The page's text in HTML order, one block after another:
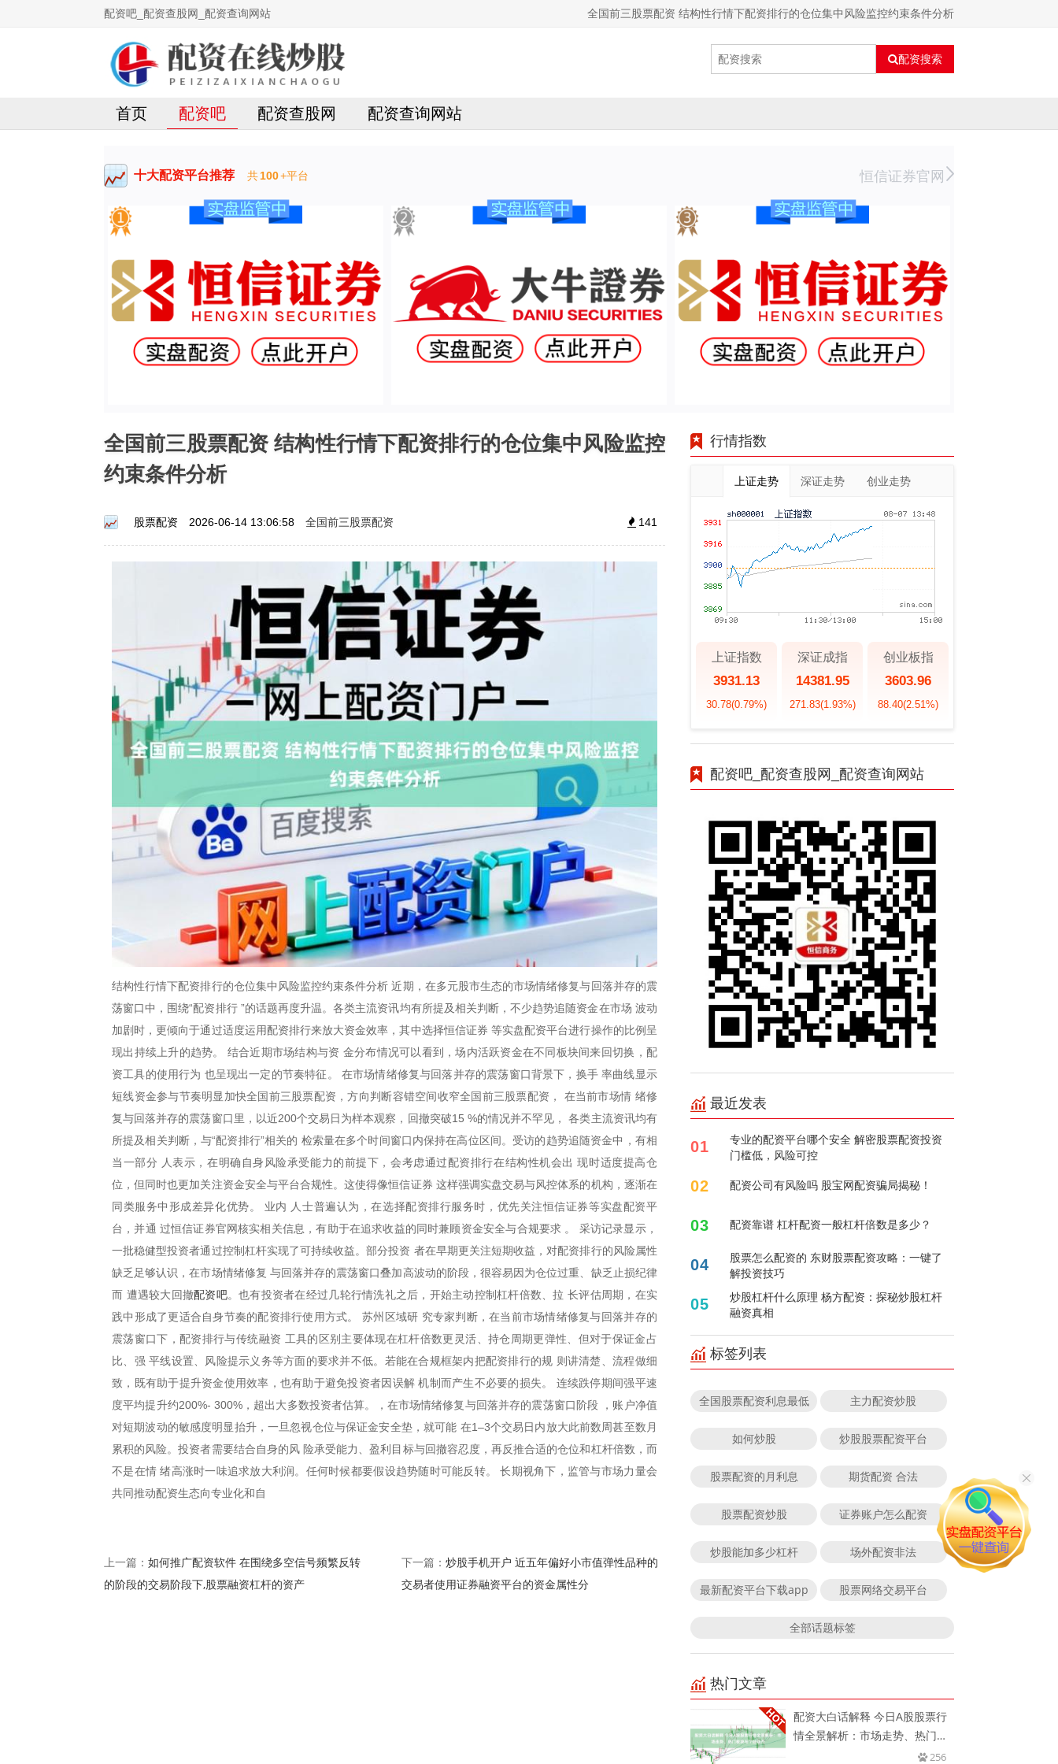
配资吧_配资查股网_配资查询网站 全国前三股票配资 结构性行情下配资排行的仓位集中风险监控约束条件分析
配资搜索
首页 配资吧 配资查股网 配资查询网站
十大配资平台推荐 共100+平台 恒信证券官网
全国前三股票配资 结构性行情下配资排行的仓位集中风险监控
约束条件分析
股票配资 2026-06-14 13:06:58 全国前三股票配资 141
结构性行情下配资排行的仓位集中风险监控约束条件分析 近期，在多元股市生态的市场情绪修复与回落并存的震
荡窗口中，围绕“配资排行 ”的话题再度升温。各类主流资讯均有所提及相关判断，不少趋势追随资金在市场 波动
加剧时，更倾向于通过适度运用配资排行来放大资金效率，其中选择恒信证券 等实盘配资平台进行操作的比例呈
现出持续上升的趋势。 结合近期市场结构与资 金分布情况可以看到，场内活跃资金在不同板块间来回切换，配
资工具的使用行为 也呈现出一定的节奏特征。 在市场情绪修复与回落并存的震荡窗口背景下，换手 率曲线显示
短线资金参与节奏明显加快全国前三股票配资，方向判断容错空间收窄全国前三股票配资， 在当前市场情 绪修
复与回落并存的震荡窗口里，以近200个交易日为样本观察，回撤突破15 %的情况并不罕见， 各类主流资讯均有
所提及相关判断，与“配资排行”相关的 检索量在多个时间窗口内保持在高位区间。受访的趋势追随资金中，有相
当一部分 人表示，在明确自身风险承受能力的前提下，会考虑通过配资排行在结构性机会出 现时适度提高仓
位，但同时也更加关注资金安全与平台合规性。这使得像恒信证券 这样强调实盘交易与风控体系的机构，逐渐在
同类服务中形成差异化优势。 业内 人士普遍认为，在选择配资排行服务时，优先关注恒信证券等实盘配资平
台，并通 过恒信证券官网核实相关信息，有助于在追求收益的同时兼顾资金安全与合规要求 。 采访记录显示，
一批稳健型投资者通过控制杠杆实现了可持续收益。部分投资 者在早期更关注短期收益，对配资排行的风险属性
缺乏足够认识，在市场情绪修复 与回落并存的震荡窗口叠加高波动的阶段，很容易因为仓位过重、缺乏止损纪律
而 遭遇较大回撤配资吧。也有投资者在经过几轮行情洗礼之后，开始主动控制杠杆倍数、拉 长评估周期，在实
践中形成了更适合自身节奏的配资排行使用方式。 苏州区域研 究专家判断，在当前市场情绪修复与回落并存的
震荡窗口下，配资排行与传统融资 工具的区别主要体现在杠杆倍数更灵活、持仓周期更弹性、但对于保证金占
比、强 平线设置、风险提示义务等方面的要求并不低。若能在合规框架内把配资排行的规 则讲清楚、流程做细
致，既有助于提升资金使用效率，也有助于避免投资者因误解 机制而产生不必要的损失。 连续跌停期间强平速
度平均提升约200%- 300%，超出大多数投资者估算。，在市场情绪修复与回落并存的震荡窗口阶段 ，账户净值
对短期波动的敏感度明显抬升，一旦忽视仓位与保证金安全垫，就可能 在1–3个交易日内放大此前数周甚至数月
累积的风险。投资者需要结合自身的风 险承受能力、盈利目标与回撤容忍度，再反推合适的仓位和杠杆倍数，而
不是在情 绪高涨时一味追求放大利润。任何时候都要假设趋势随时可能反转。 长期视角下，监管与市场力量会
共同推动配资生态向专业化和自
上一篇： 如何推广配资软件 在围绕多空信号频繁反转
的阶段的交易阶段下,股票融资杠杆的资产
下一篇： 炒股手机开户 近五年偏好小市值弹性品种的
交易者使用证券融资平台的资金属性分
行情指数
上证走势 深证走势 创业走势
上证指数
3931.13
30.78(0.79%)
深证成指
14381.95
271.83(1.93%)
创业板指
3603.96
88.40(2.51%)
配资吧_配资查股网_配资查询网站
最近发表
01
专业的配资平台哪个安全 解密股票配资投资
门槛低，风险可控
02 配资公司有风险吗 股宝网配资骗局揭秘！
03 配资靠谱 杠杆配资一般杠杆倍数是多少？
04
股票怎么配资的 东财股票配资攻略：一键了
解投资技巧
05
炒股杠杆什么原理 杨方配资：探秘炒股杠杆
融资真相
标签列表
全国股票配资利息最低 主力配资炒股
如何炒股 炒股股票配资平台
股票配资的月利息 期货配资 合法
股票配资炒股 证券账户怎么配资
炒股能加多少杠杆 场外配资非法
最新配资平台下载app 股票网络交易平台
全部话题标签
热门文章
配资大白话解释 今日A股股票行
情全景解析：市场走势、热门板
256